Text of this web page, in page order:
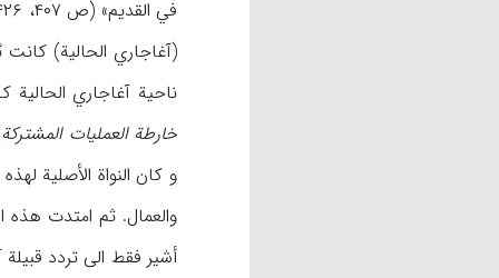
(آغاجاري الحالیة) کانت
ناحیة آغاجاري
خارطة العملیات المشترکة
و کان النواة الأصلیة